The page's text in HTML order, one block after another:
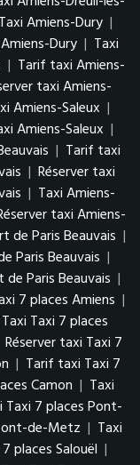
Taxi Amiens-Dury |
Dury | Taxi
| Tarif taxi Amiens-
taxi Amiens-
Amiens-Saleux |
Amiens-Saleux |
| Tarif taxi
| Réserver taxi
| Taxi Amiens-
taxi Amiens-
de Paris Beauvais |
Paris Beauvais |
Paris Beauvais |
7 places Amiens |
Taxi Taxi 7 places
Réserver taxi Taxi 7
| Tarif taxi Taxi 7
Camon | Taxi
7 places Pont-
de-Metz | Taxi
places Salouël |